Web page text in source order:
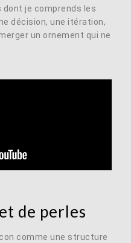
dont je comprends les
décision, une itération,
un ornement qui ne
de perles
comme une structure